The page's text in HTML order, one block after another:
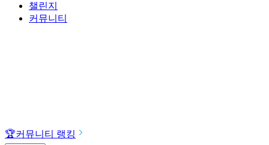
챌린지
커뮤니티
🏆커뮤니티 랭킹